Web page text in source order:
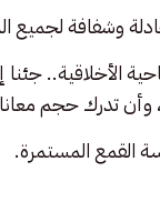
وشفافة لجميع
الأخلاقية.. جئنا
تدرك حجم
القمع المستمرة.